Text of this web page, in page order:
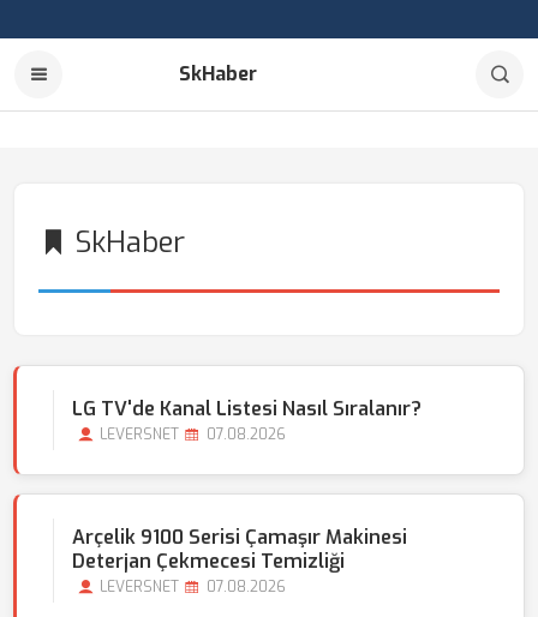
SkHaber
SkHaber
LG TV'de Kanal Listesi Nasıl Sıralanır?
LEVERSNET 07.08.2026
Arçelik 9100 Serisi Çamaşır Makinesi
Deterjan Çekmecesi Temizliği
LEVERSNET 07.08.2026